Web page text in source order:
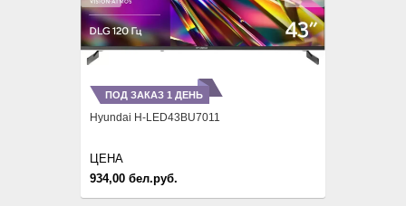
ПОД ЗАКАЗ 1 ДЕНЬ
Hyundai H-LED43BU7011
934,00 бел.руб.
ЦЕНА